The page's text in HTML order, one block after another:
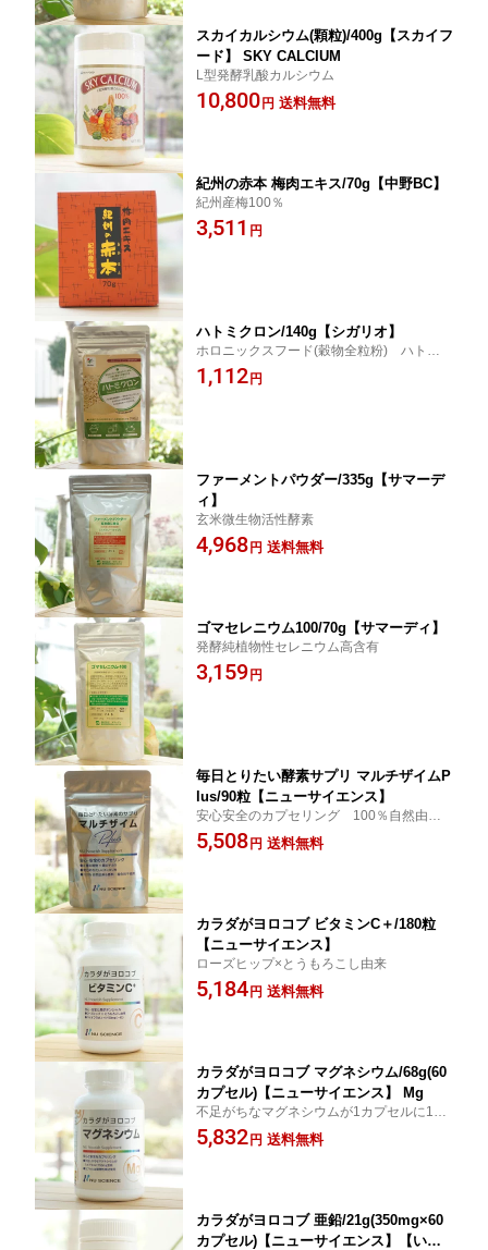
スカイカルシウム(顆粒)/400g【スカイフ
ード】 SKY CALCIUM
L型発酵乳酸カルシウム
10,800 円 送料無料
紀州の赤本 梅肉エキス/70g【中野BC】
紀州産梅100％
3,511 円
ハトミクロン/140g【シガリオ】
ホロニックスフード(穀物全粒粉) ハト麦の
自然な風味の微粉末
1,112 円
ファーメントパウダー/335g【サマーデ
ィ】
玄米微生物活性酵素
4,968 円 送料無料
ゴマセレニウム100/70g【サマーディ】
発酵純植物性セレニウム高含有
3,159 円
毎日とりたい酵素サプリ マルチザイムP
lus/90粒【ニューサイエンス】
安心安全のカプセリング 100％自然由来
成＆香料・着色料不使用
5,508 円 送料無料
カラダがヨロコブ ビタミンC＋/180粒
【ニューサイエンス】
ローズヒップ×とうもろこし由来
5,184 円 送料無料
カラダがヨロコブ マグネシウム/68g(60
カプセル)【ニューサイエンス】 Mg
不足がちなマグネシウムが1カプセルに150
mg含有
5,832 円 送料無料
カラダがヨロコブ 亜鉛/21g(350mg×60
カプセル)【ニューサイエンス】【いろ